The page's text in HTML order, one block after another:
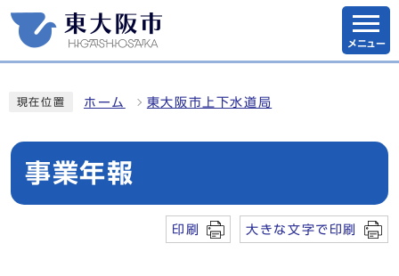
メニュー
現在位置 ホーム 東大阪市上下水道局
事業年報
印刷 大きな文字で印刷